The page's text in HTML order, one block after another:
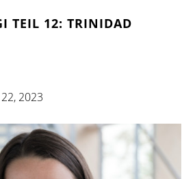
TEIL 12: TRINIDAD
2023